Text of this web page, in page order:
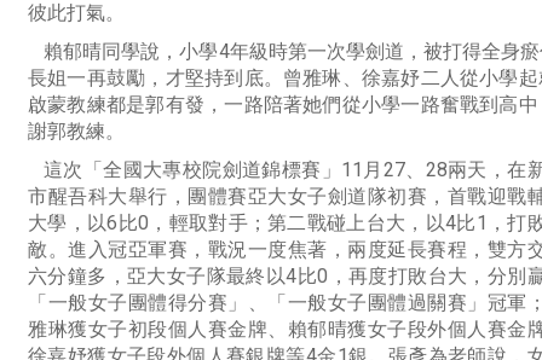
彼此打氣。
賴郁晴同學說，小學4年級時第一次學劍道，被打得全身
長姐一再鼓勵，才堅持到底。曾雅琳、徐嘉妤二人從小學
啟蒙教練都是郭有發，一路陪著她們從小學一路奮戰到高
謝郭教練。
這次「全國大專校院劍道錦標賽」11月27、28兩天，在
市醒吾科大舉行，團體賽亞大女子劍道隊初賽，首戰迎戰
大學，以6比0，輕取對手；第二戰碰上台大，以4比1，打
敵。進入冠亞軍賽，戰況一度焦著，兩度延長賽程，雙方
六分鐘多，亞大女子隊最終以4比0，再度打敗台大，分別
「一般女子團體得分賽」、「一般女子團體過關賽」冠軍
雅琳獲女子初段個人賽金牌、賴郁晴獲女子段外個人賽金